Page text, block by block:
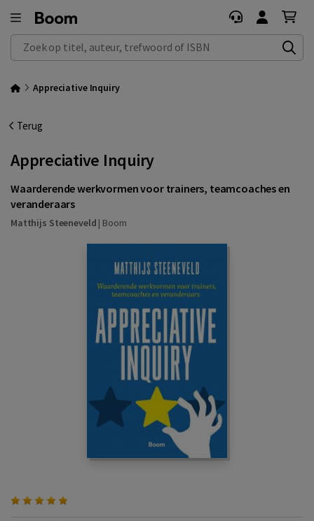
Zoek op titel, auteur, trefwoord of ISBN
Appreciative Inquiry
Terug
Appreciative Inquiry
Waarderende werkvormen voor trainers, teamcoaches en
veranderaars
Matthijs Steeneveld | Boom